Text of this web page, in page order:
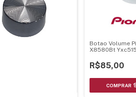
Botao Volume
X8580Bt
R$85,00